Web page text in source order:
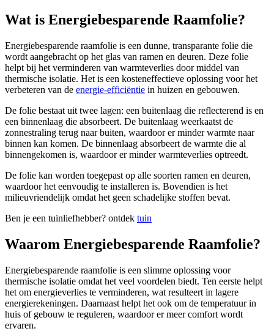
Wat is Energiebesparende Raamfolie?
Energiebesparende raamfolie is een dunne, transparante folie die
wordt aangebracht op het glas van ramen en deuren. Deze folie
helpt bij het verminderen van warmteverlies door middel van
thermische isolatie. Het is een kosteneffectieve oplossing voor het
verbeteren van de energie-efficiëntie in huizen en gebouwen.
De folie bestaat uit twee lagen: een buitenlaag die reflecterend is en
een binnenlaag die absorbeert. De buitenlaag weerkaatst de
zonnestraling terug naar buiten, waardoor er minder warmte naar
binnen kan komen. De binnenlaag absorbeert de warmte die al
binnengekomen is, waardoor er minder warmteverlies optreedt.
De folie kan worden toegepast op alle soorten ramen en deuren,
waardoor het eenvoudig te installeren is. Bovendien is het
milieuvriendelijk omdat het geen schadelijke stoffen bevat.
Ben je een tuinliefhebber? ontdek tuin
Waarom Energiebesparende Raamfolie?
Energiebesparende raamfolie is een slimme oplossing voor
thermische isolatie omdat het veel voordelen biedt. Ten eerste helpt
het om energieverlies te verminderen, wat resulteert in lagere
energierekeningen. Daarnaast helpt het ook om de temperatuur in
huis of gebouw te reguleren, waardoor er meer comfort wordt
ervaren.